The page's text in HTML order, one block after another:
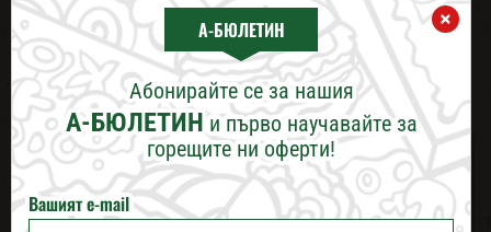
ПРОМОЦИИ
МЕСЕЧНИ ПРОМОЦИИ
04-06-2026
ПЛОВДИВ
ВАРНА
БУРГАС
А-БЮЛЕТИН
Абонирайте се за нашия
А-БЮЛЕТИНи първо научавайте за
горещите ни оферти!
×
Вашият e-mail